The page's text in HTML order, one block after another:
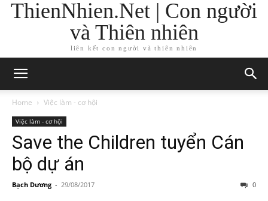
ThienNhien.Net | Con người
và Thiên nhiên
liên kết con người và thiên nhiên
Home Việc làm - cơ hội
Việc làm - cơ hội
Save the Children tuyển Cán
bộ dự án
Bạch Dương - 29/08/2017 0